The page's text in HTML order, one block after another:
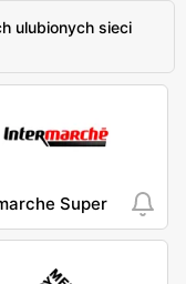
ulubionych sieci
Super